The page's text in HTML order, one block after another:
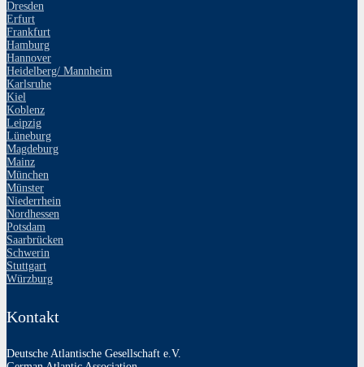
Dresden
Erfurt
Frankfurt
Hamburg
Hannover
Heidelberg/ Mannheim
Karlsruhe
Kiel
Koblenz
Leipzig
Lüneburg
Magdeburg
Mainz
München
Münster
Niederrhein
Nordhessen
Potsdam
Saarbrücken
Schwerin
Stuttgart
Würzburg
Kontakt
Deutsche Atlantische Gesellschaft e.V.